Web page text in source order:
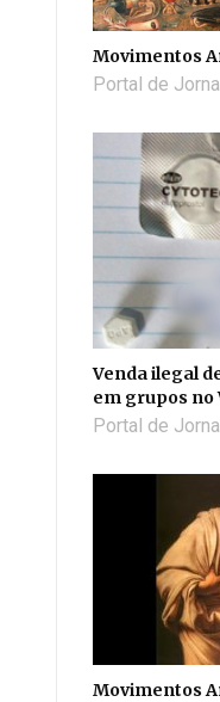
Movimentos
Portal de
Venda ilegal
em grupos no
Portal de
Movimentos